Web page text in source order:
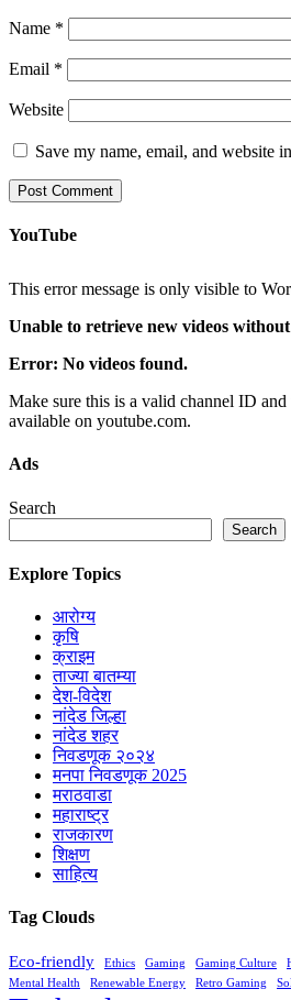
Name *
Email *
Website
Save my name, email, and website
YouTube
This error message is only visible to
Unable to retrieve new videos
Error: No videos found.
Make sure this is a valid channel ID and
available on youtube.com.
Ads
Search
Search
Explore Topics
आरोग्य
कृषि
क्राइम
ताज्या बातम्या
देश-विदेश
नांदेड जिल्हा
नांदेड शहर
निवडणूक २०२४
मनपा निवडणूक 2025
मराठवाडा
महाराष्ट्र
राजकारण
शिक्षण
साहित्य
Tag Clouds
Eco-friendly Ethics Gaming Gaming Culture
Mental Health
Renewable Energy Retro Gaming